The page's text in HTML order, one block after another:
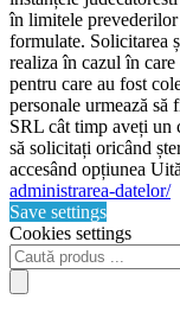
în limitele prevederilor
formulate. Solicitarea
realiza în cazul în
pentru care au fost
personale urmează
SRL cât timp aveți un
să solicitați oricând
accesând opțiunea
administrarea-datelor/
Save settings
Cookies settings
Products
search